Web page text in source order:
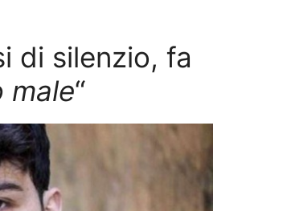
di silenzio, fa
male“